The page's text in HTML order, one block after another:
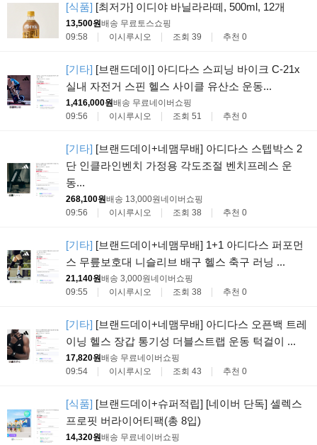
[식품] [최저가] 이디야 바닐라라떼, 500ml, 12개
13,500원배송 무료토스쇼핑
09:58
이시루시오 조회 39 추천 0
[기타] [브랜드데이] 아디다스 스피닝 바이크 C-21x
실내 자전거 스핀 헬스 사이클 유산소 운동...
1,416,000원배송 무료네이버쇼핑
09:56
이시루시오 조회 51 추천 0
[기타] [브랜드데이+네맴무배] 아디다스 스텝박스 2
단 인클라인벤치 가정용 각도조절 벤치프레스 운
동...
268,100원배송 13,000원네이버쇼핑
09:56
이시루시오 조회 38 추천 0
[기타] [브랜드데이+네맴무배] 1+1 아디다스 퍼포먼
스 무릎보호대 니슬리브 배구 헬스 축구 러닝 ...
21,140원배송 3,000원네이버쇼핑
09:55
이시루시오 조회 38 추천 0
[기타] [브랜드데이+네맴무배] 아디다스 오픈백 트레
이닝 헬스 장갑 통기성 더블스트랩 운동 턱걸이 ...
17,820원배송 무료네이버쇼핑
09:54
이시루시오 조회 43 추천 0
[식품] [브랜드데이+슈퍼적립] [네이버 단독] 셀렉스
프로핏 버라이어티팩(총 8입)
14,320원배송 무료네이버쇼핑